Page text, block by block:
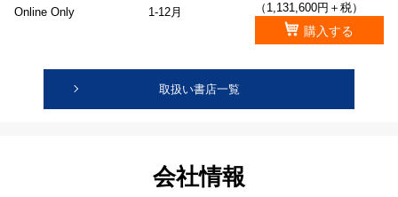
Online Only 1-12月 （1,131,600円＋税）
購入する
取扱い書店一覧
会社情報